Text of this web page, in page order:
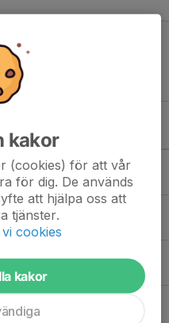
TEAM 2016
kakor
(cookies) för att vår
för dig. De används
att hjälpa oss att
tjänster.
cookies
kakor